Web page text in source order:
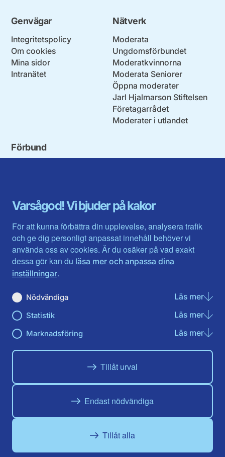
Varsågod! Vi bjuder på kakor
För att kunna förbättra din upplevelse, analysera trafik
och ge dig personligt anpassat innehåll behöver vi
använda oss av cookies. Är du osäker på vad exakt
dessa gör kan du läsa mer och anpassa dina
inställningar.
Nödvändiga Läs merom
Statistik Läs merom
Marknadsföring Läs merom
Tillåt urval
Endast nödvändiga
Tillåt alla
Genvägar
Integritetspolicy
Om cookies
Mina sidor
Intranätet
Nätverk
Moderata
Ungdomsförbundet
Moderatkvinnorna
Moderata Seniorer
Öppna moderater
Jarl Hjalmarson Stiftelsen
Företagarrådet
Moderater i utlandet
Förbund
Gävleborg
Halland
Jämtlands län
Jönköpings län
Kalmar län
Kronobergs län
Norrbotten
Skåne län
Värmlands län
Västerbotten
Västra Götaland
Västernorrland
Västmanland
Örebro län
Du hittar oss här på sociala medier
FacebookTwitter Instagram